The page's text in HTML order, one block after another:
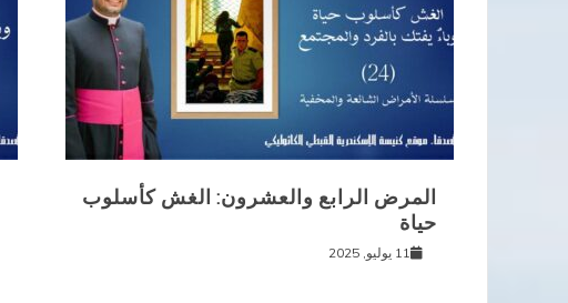
المرض الرابع والعشرون: الغش كأسلوب
حياة
11 يوليو, 2025